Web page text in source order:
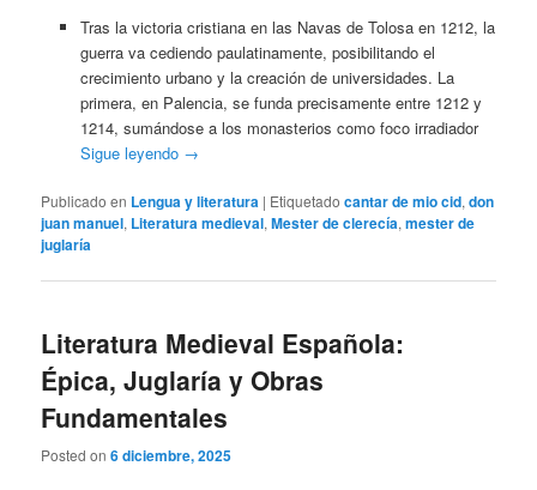
Tras la victoria cristiana en las Navas de Tolosa en 1212, la
guerra va cediendo paulatinamente, posibilitando el
crecimiento urbano y la creación de universidades. La
primera, en Palencia, se funda precisamente entre 1212 y
1214, sumándose a los monasterios como foco irradiador
Sigue leyendo →
Publicado en Lengua y literatura | Etiquetado cantar de mio cid,don
juan manuel, Literatura medieval,Mester de clerecía,mester de
juglaría
Literatura Medieval Española:
Épica, Juglaría y Obras
Fundamentales
Posted on6 diciembre, 2025